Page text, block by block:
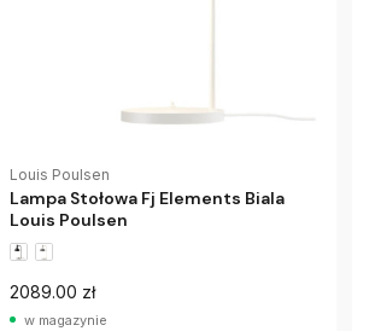
Louis Poulsen
Lampa Stołowa Fj Elements Biala
Louis Poulsen
2089.00 zł
w magazynie